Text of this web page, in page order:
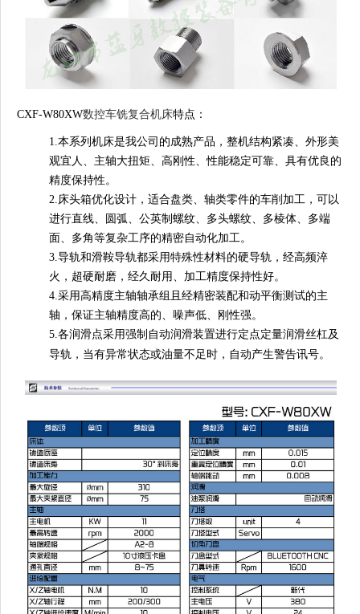
CXF-W80XW数控车铣复合机床特点：
1.本系列机床是我公司的成熟产品，整机结构紧凑、外形美
观宜人、主轴大扭矩、高刚性、性能稳定可靠、具有优良的
精度保持性。
2.床头箱优化设计，适合盘类、轴类零件的车削加工，可以
进行直线、圆弧、公英制螺纹、多头螺纹、多棱体、多端
面、多角等复杂工序的精密自动化加工。
3.导轨和滑鞍导轨都采用特殊性材料的硬导轨，经高频淬
火，超硬耐磨，经久耐用、加工精度保持性好。
4.采用高精度主轴轴承组且经精密装配和动平衡测试的主
轴，保证主轴精度高的、噪声低、刚性强。
5.各润滑点采用强制自动润滑装置进行定点定量润滑丝杠及
导轨，当有异常状态或油量不足时，自动产生警告讯号。